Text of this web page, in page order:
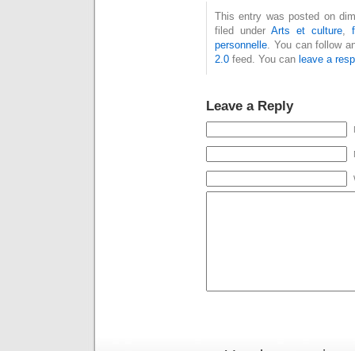
This entry was posted on
filed under Arts et culture,
personnelle. You can follow
2.0 feed. You can leave a
Leave a Reply